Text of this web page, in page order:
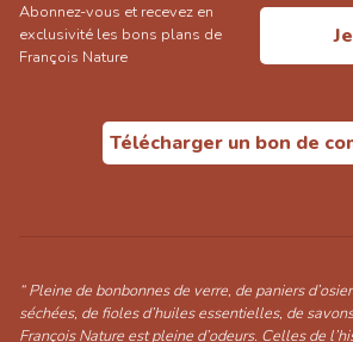
Abonnez-vous et recevez en
exclusivité les bons plans de
François Nature
Télécharger un bon de
“ Pleine de bonbonnes de verre, de paniers
séchées, de fioles d’huiles essentielles, de
François Nature est pleine d’odeurs. Celles de